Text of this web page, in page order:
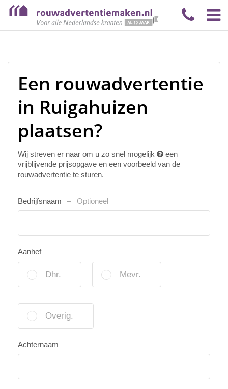
Een rouwadvertentie
in Ruigahuizen
plaatsen?
Wij streven er naar om u zo snel mogelijk
een
vrijblijvende prijsopgave en een voorbeeld van de
rouwadvertentie te sturen.
Bedrijfsnaam Optioneel
Aanhef
Dhr. Mevr.
Overig.
Achternaam